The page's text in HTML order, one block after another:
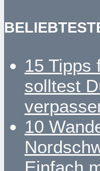
15 Tipps
solltest
10